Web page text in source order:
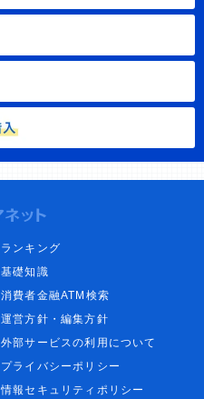
ランキング
基礎知識
消費者金融ATM検索
運営方針・編集方針
外部サービスの利用について
プライバシーポリシー
情報セキュリティポリシー